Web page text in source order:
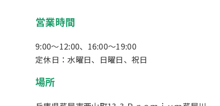
営業時間
9:00～12:00、16:00～19:00
定休日：水曜日、日曜日、祝日
場所